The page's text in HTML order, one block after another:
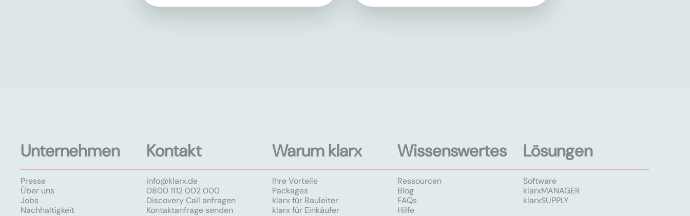
Unternehmen
Presse
Über uns
Jobs
Nachhaltigkeit
Kontakt
info@klarx.de
0800 1112 002 000
Discovery Call anfragen
Kontaktanfrage senden
Warum klarx
Ihre Vorteile
Packages
klarx für Bauleiter
klarx für Einkäufer
Wissenswertes
Ressourcen
Blog
FAQs
Hilfe
Lösungen
Software
klarxMANAGER
klarxSUPPLY